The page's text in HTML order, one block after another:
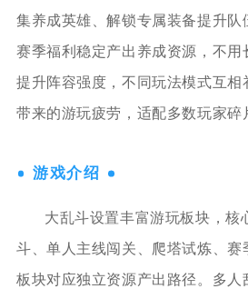
集养成英雄、解锁专属装备提升队
赛季福利稳定产出养成资源，不用
提升阵容强度，不同玩法模式互相
带来的游玩疲劳，适配多数玩家碎
游戏介绍
大乱斗设置丰富游玩板块，核
斗、单人主线闯关、爬塔试炼、赛
板块对应独立资源产出路径。多人